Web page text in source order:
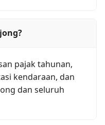
pajak tahunan,
kendaraan, dan
dan seluruh